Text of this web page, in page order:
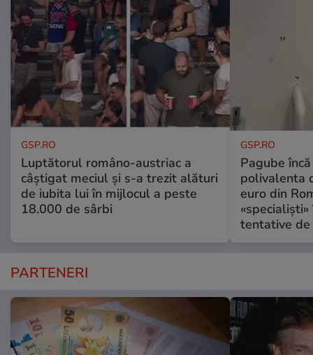
GSP.RO
Luptătorul româno-austriac a
câștigat meciul și s-a trezit alături
de iubita lui în mijlocul a peste
18.000 de sârbi
GSP.RO
Pagube
polivalenta
euro din
tentative de
PARTENERI